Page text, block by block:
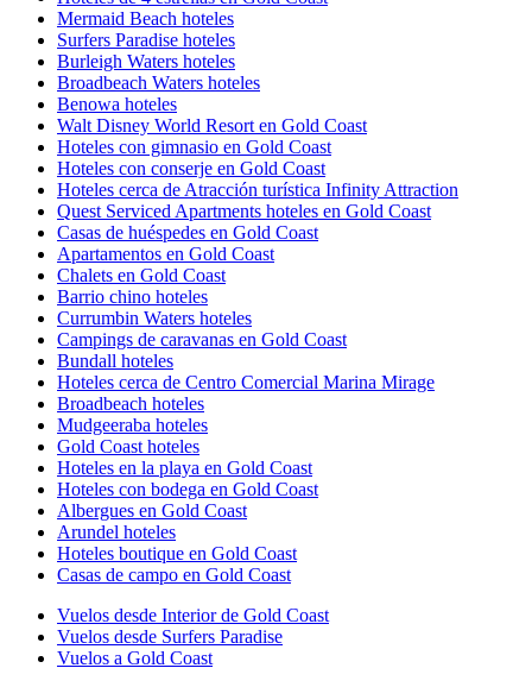
Mermaid Beach hoteles
Surfers Paradise hoteles
Burleigh Waters hoteles
Broadbeach Waters hoteles
Benowa hoteles
Walt Disney World Resort en Gold Coast
Hoteles con gimnasio en Gold Coast
Hoteles con conserje en Gold Coast
Hoteles cerca de Atracción turística Infinity Attraction
Quest Serviced Apartments hoteles en Gold Coast
Casas de huéspedes en Gold Coast
Apartamentos en Gold Coast
Chalets en Gold Coast
Barrio chino hoteles
Currumbin Waters hoteles
Campings de caravanas en Gold Coast
Bundall hoteles
Hoteles cerca de Centro Comercial Marina Mirage
Broadbeach hoteles
Mudgeeraba hoteles
Gold Coast hoteles
Hoteles en la playa en Gold Coast
Hoteles con bodega en Gold Coast
Albergues en Gold Coast
Arundel hoteles
Hoteles boutique en Gold Coast
Casas de campo en Gold Coast
Vuelos desde Interior de Gold Coast
Vuelos desde Surfers Paradise
Vuelos a Gold Coast